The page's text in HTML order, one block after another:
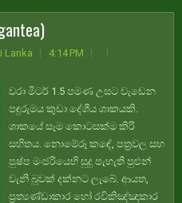
Lanka
4:14 PM
වරා මීටර් 1.5 පමණ උසට වැඩෙන
පඳුරුමය කුඩා දේශීය ශාකයකි.
ශාකයේ සෑම කොටසක්ම කිරි
සහිතය. නොමේරූ කඳේ, පත්‍රවල සහ
පුෂ්ප මංජරියෙහි සුදු පැහැති පුළුන්
වැනි බූවක් දක්නට ලැබේ. ආයත,
ප්‍රත්‍යණ්ඩාකාර හෝ රවිකිඤ්ඤාකාර